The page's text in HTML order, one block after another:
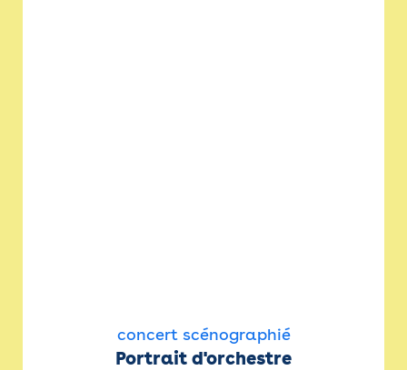
concert scénographié
Portrait d'orchestre